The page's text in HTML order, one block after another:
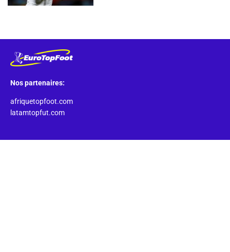
Nos partenaires:
afriquetopfoot.com
latamtopfut.com